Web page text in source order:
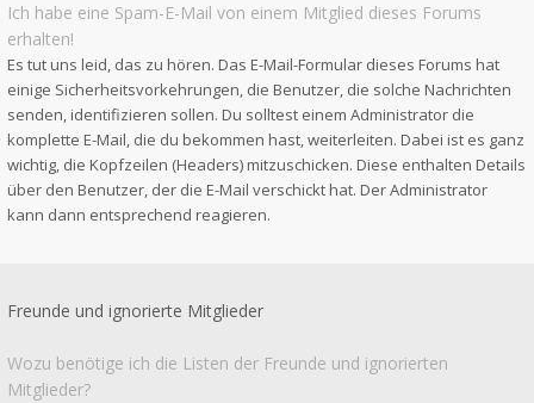
Ich habe eine Spam-E-Mail von einem Mitglied dieses Forums
erhalten!
Es tut uns leid, das zu hören. Das E-Mail-Formular dieses Forums hat
einige Sicherheitsvorkehrungen, die Benutzer, die solche Nachrichten
senden, identifizieren sollen. Du solltest einem Administrator die
komplette E-Mail, die du bekommen hast, weiterleiten. Dabei ist es ganz
wichtig, die Kopfzeilen (Headers) mitzuschicken. Diese enthalten Details
über den Benutzer, der die E-Mail verschickt hat. Der Administrator
kann dann entsprechend reagieren.
Freunde und ignorierte Mitglieder
Wozu benötige ich die Listen der Freunde und ignorierten
Mitglieder?